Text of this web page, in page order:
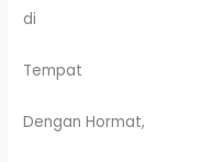
di
Tempat
Dengan Hormat,